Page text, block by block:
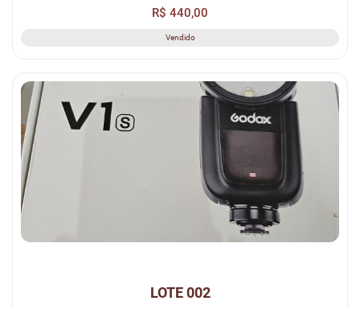
R$ 440,00
Vendido
LOTE 002